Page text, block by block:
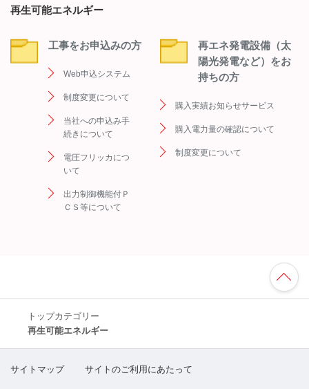
再生可能エネルギー
工事をお申込みの方
Web申込システム
制度変更について
当社への申込み手
続きについて
電圧フリッカにつ
いて
出力制御機能付Ｐ
ＣＳ等について
再エネ発電設備（太
陽光発電など）をお
持ちの方
購入実績お知らせサービス
購入電力量の確認について
制度変更について
TO
P
へ
トップカテゴリー
再生可能エネルギー
サイトマップ サイトのご利用にあたって